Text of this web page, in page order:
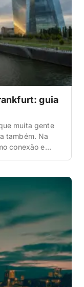
guia
muita gente
também. Na
conexão e
museus